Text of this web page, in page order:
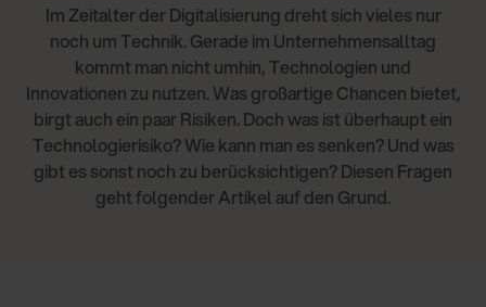
Im Zeitalter der Digitalisierung dreht sich vieles nur
noch um Technik. Gerade im Unternehmensalltag
kommt man nicht umhin, Technologien und
Innovationen zu nutzen. Was großartige Chancen bietet,
birgt auch ein paar Risiken. Doch was ist überhaupt ein
Technologierisiko? Wie kann man es senken? Und was
gibt es sonst noch zu berücksichtigen? Diesen Fragen
geht folgender Artikel auf den Grund.